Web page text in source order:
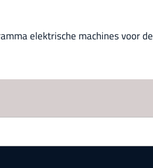
elektrische machines voor de